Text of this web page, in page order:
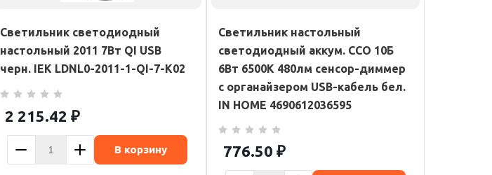
Светильник светодиодный
настольный 2011 7Вт QI USB
черн. IEK LDNL0-2011-1-QI-7-K02
2 215.42 ₽
В корзину
Светильник настольный
светодиодный аккум. ССО 10Б
6Вт 6500К 480лм сенсор-диммер
с органайзером USB-кабель бел.
IN HOME 4690612036595
776.50 ₽